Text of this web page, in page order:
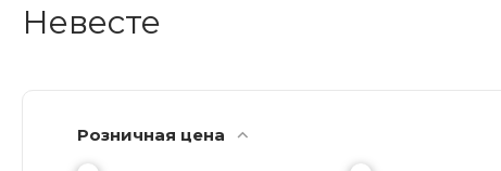
Невесте
Розничная цена